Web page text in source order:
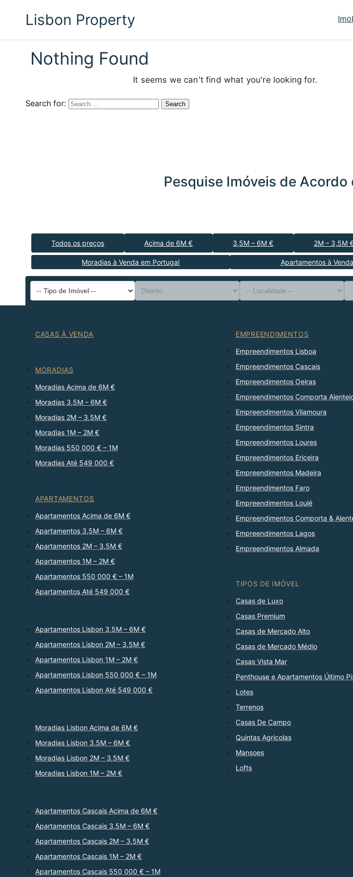
Lisbon Property
Nothing Found
It seems we can't find what you're looking for.
Search for:
Pesquise Imóveis de
Todos os preços Acima de 6M € 3,5M – 6M € 2M – 3,5M
Moradias à Venda em Portugal Apartamentos à
--
--
--
--
CASAS À VENDA
MORADIAS
Moradias Acima de 6M €
Moradias 3,5M – 6M €
Moradias 2M – 3,5M €
Moradias 1M – 2M €
Moradias 550 000 € – 1M
Moradias Até 549 000 €
APARTAMENTOS
Apartamentos Acima de 6M €
Apartamentos 3,5M – 6M €
Apartamentos 2M – 3,5M €
Apartamentos 1M – 2M €
Apartamentos 550 000 € – 1M
Apartamentos Até 549 000 €
Apartamentos Lisbon 3,5M – 6M €
Apartamentos Lisbon 2M – 3,5M €
Apartamentos Lisbon 1M – 2M €
Apartamentos Lisbon 550 000 € – 1M
Apartamentos Lisbon Até 549 000 €
Moradias Lisbon Acima de 6M €
Moradias Lisbon 3,5M – 6M €
Moradias Lisbon 2M – 3,5M €
Moradias Lisbon 1M – 2M €
Apartamentos Cascais Acima de 6M €
Apartamentos Cascais 3,5M – 6M €
Apartamentos Cascais 2M – 3,5M €
Apartamentos Cascais 1M – 2M €
Apartamentos Cascais 550 000 € – 1M
EMPREENDIMENTOS
Empreendimentos Lisboa
Empreendimentos Cascais
Empreendimentos Oeiras
Empreendimentos Comporta
Empreendimentos Vilamoura
Empreendimentos Sintra
Empreendimentos Loures
Empreendimentos Ericeira
Empreendimentos Madeira
Empreendimentos Faro
Empreendimentos Loulé
Empreendimentos Comporta &
Empreendimentos Lagos
Empreendimentos Almada
TIPOS DE IMÓVEL
Casas de Luxo
Casas Premium
Casas de Mercado Alto
Casas de Mercado Médio
Casas Vista Mar
Penthouse e Apartamentos Último
Lotes
Terrenos
Casas De Campo
Quintas Agricolas
Mansoes
Lofts